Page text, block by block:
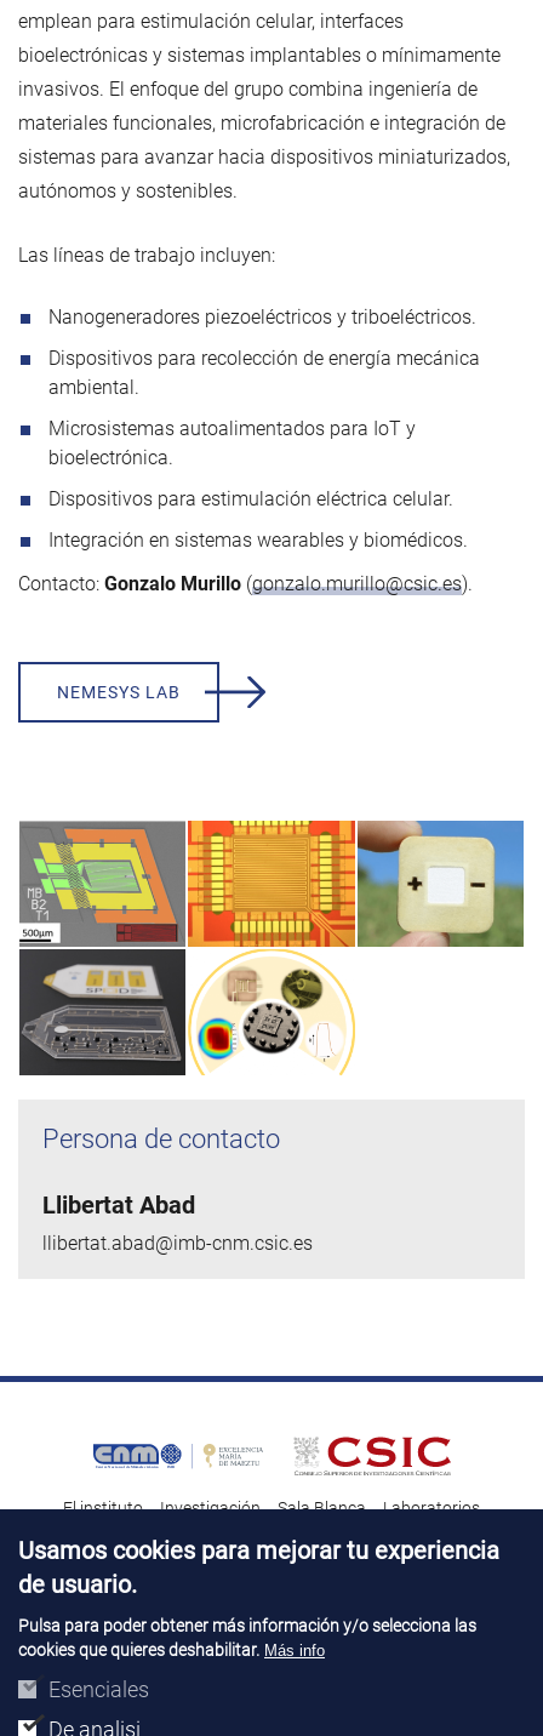
Persona de contacto
Llibertat Abad
llibertat.abad@imb-cnm.csic.es
emplean para estimulación celular, interfaces
bioelectrónicas y sistemas implantables o mínimamente
invasivos. El enfoque del grupo combina ingeniería de
materiales funcionales, microfabricación e integración de
sistemas para avanzar hacia dispositivos miniaturizados,
autónomos y sostenibles.
Las líneas de trabajo incluyen:
Nanogeneradores piezoeléctricos y triboeléctricos.
Dispositivos para recolección de energía mecánica
ambiental.
Microsistemas autoalimentados para IoT y
bioelectrónica.
Dispositivos para estimulación eléctrica celular.
Integración en sistemas wearables y biomédicos.
Contacto: Gonzalo Murillo (gonzalo.murillo@csic.es).
NEMESYS LAB
El instituto Investigación Sala Blanca
Laboratorios
Transferencia tecnológica
Noticias & Divulgación Destacados
Contacto Talento
Aviso Legal Perfil del contatante © Copyright 2026. IMB-CNM
Usamos cookies para mejorar tu experiencia
de usuario.
Pulsa para poder obtener más información y/o selecciona las
cookies que quieres deshabilitar. Más info
Esenciales
De analisi